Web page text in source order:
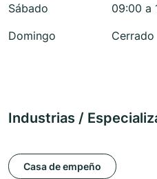
Sábado
09:00 a
Domingo
Cerrado
Industrias /
Casa de empeño